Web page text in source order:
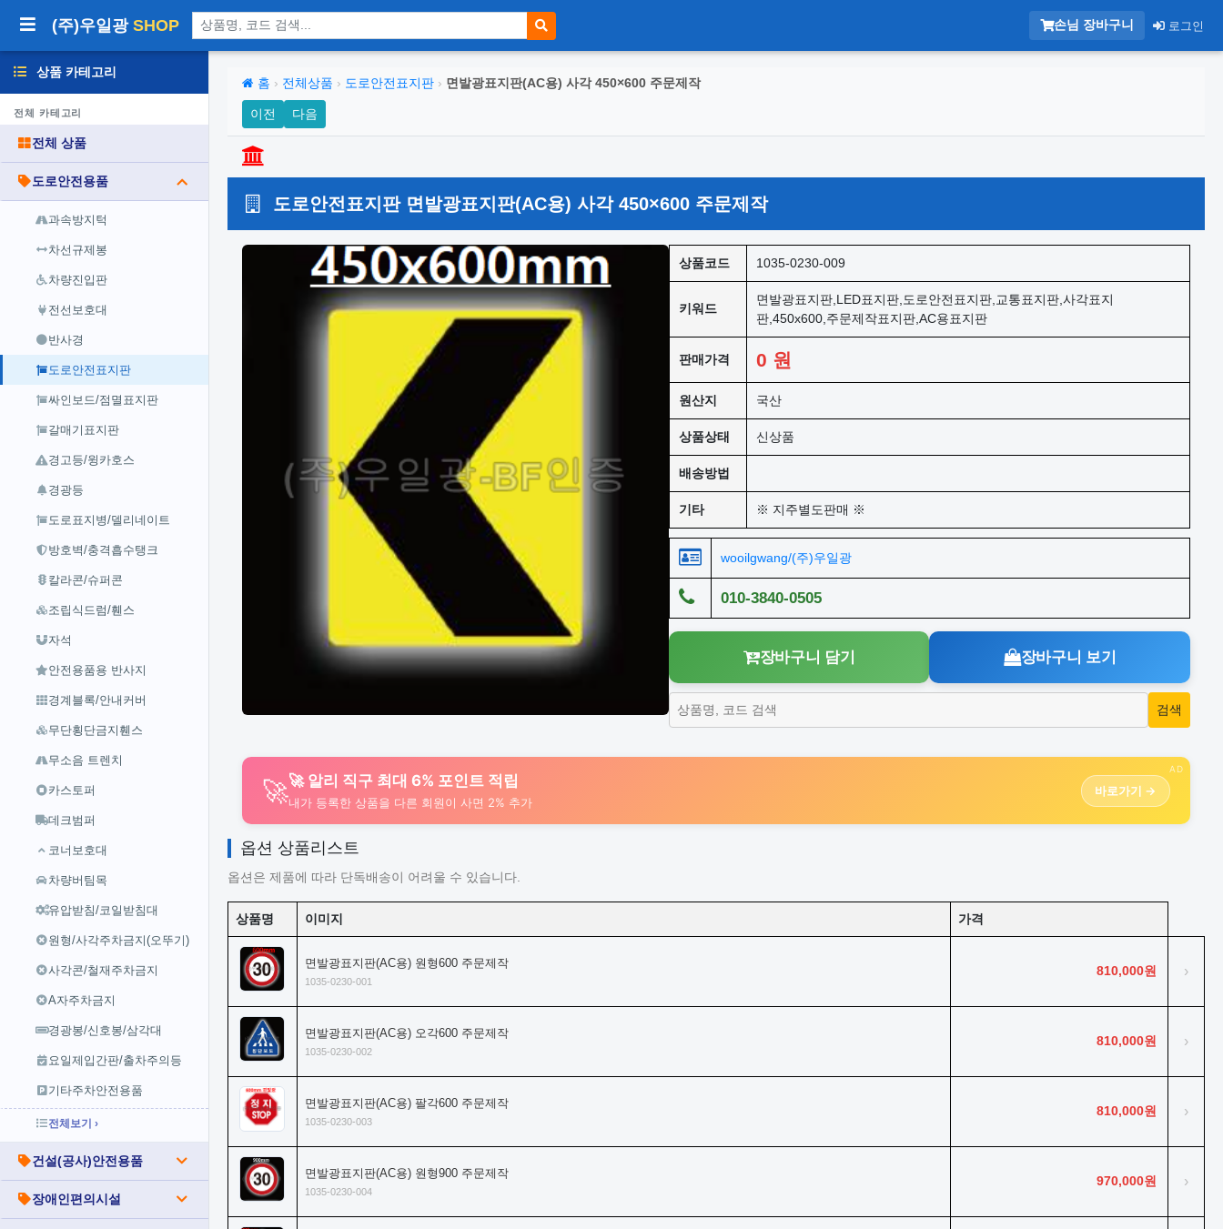
(주)우일광 SHOP 상품 검색 손님 장바구니 로그인
상품 카테고리
전체 카테고리
전체 상품
도로안전용품
과속방지턱
차선규제봉
차량진입판
전선보호대
반사경
도로안전표지판
싸인보드/점멸표지판
갈매기표지판
경고등/윙카호스
경광등
도로표지병/델리네이트
방호벽/충격흡수탱크
칼라콘/슈퍼콘
조립식드럼/휀스
자석
안전용품용 반사지
경계블록/안내커버
무단횡단금지휀스
무소음 트렌치
카스토퍼
데크범퍼
코너보호대
차량버팀목
유압받침/코일받침대
원형/사각주차금지(오뚜기)
사각콘/철재주차금지
A자주차금지
경광봉/신호봉/삼각대
요일제입간판/출차주의등
기타주차안전용품
전체보기 ›
건설(공사)안전용품
장애인편의시설
홈 › 전체상품 › 도로안전표지판 › 면발광표지판(AC용) 사각 450×600 주문제작
이전 다음
도로안전표지판 면발광표지판(AC용) 사각 450×600 주문제작
상품코드 1035-0230-009
키워드
면발광표지판,LED표지판,도로안전표지판,교통표지판,사각표지
판,450x600,주문제작표지판,AC용표지판
판매가격 0 원
원산지 국산
상품상태 신상품
배송방법
기타 ※ 지주별도판매 ※
wooilgwang/(주)우일광
010-3840-0505
장바구니 담기 장바구니 보기
AD
🚀🚀 알리 직구 최대 6% 포인트 적립
내가 등록한 상품을 다른 회원이 사면 2% 추가
바로가기 →
옵션 상품리스트
옵션은 제품에 따라 단독배송이 어려울 수 있습니다.
상품명 이미지 가격
면발광표지판(AC용) 원형600 주문제작
1035-0230-001
810,000원 ›
면발광표지판(AC용) 오각600 주문제작
1035-0230-002
810,000원 ›
면발광표지판(AC용) 팔각600 주문제작
1035-0230-003
810,000원 ›
면발광표지판(AC용) 원형900 주문제작
1035-0230-004
970,000원 ›